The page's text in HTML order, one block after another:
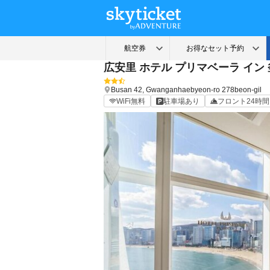
広安里 ホテル プリマベーラ イン
Busan 42, Gwanganhaebyeon-ro 278beon-gil
WiFi無料
駐車場あり フロント24時間